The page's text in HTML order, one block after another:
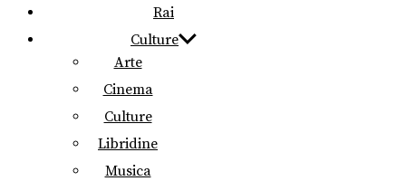
Rai
Culture
Arte
Cinema
Culture
Libridine
Musica